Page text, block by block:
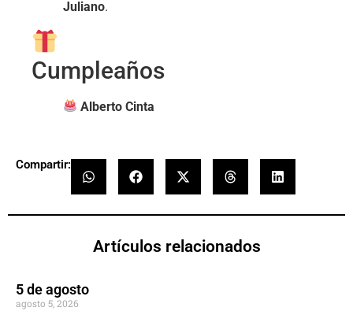
Juliano.
Cumpleaños
Alberto Cinta
Compartir:
Artículos relacionados
5 de agosto
agosto 5, 2026